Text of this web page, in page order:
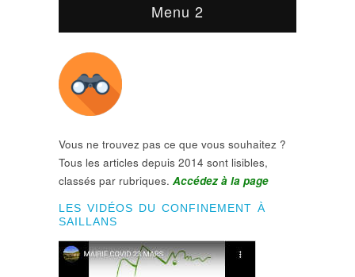
Menu 2
Vous ne trouvez pas ce que vous souhaitez ?
Tous les articles depuis 2014 sont lisibles,
classés par rubriques. Accédez à la page
LES VIDÉOS DU CONFINEMENT À
SAILLANS